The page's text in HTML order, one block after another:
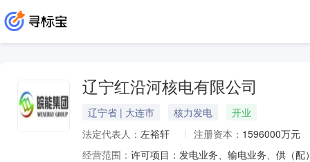
辽宁红沿河核电有限公司
辽宁省 | 大连市 核力发电
开业
法定代表人： 左裕轩 注册资本： 1596000万元
经营范围：